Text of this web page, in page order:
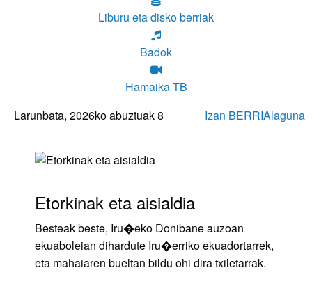
Liburu eta disko berriak
Badok
Hamaika TB
Larunbata, 2026ko abuztuak 8 Izan BERRIAlaguna
Etorkinak eta aisialdia
Besteak beste, Iru�eko Donibane auzoan
ekuaboleian dihardute Iru�erriko ekuadortarrek,
eta mahaiaren bueltan bildu ohi dira txiletarrak.